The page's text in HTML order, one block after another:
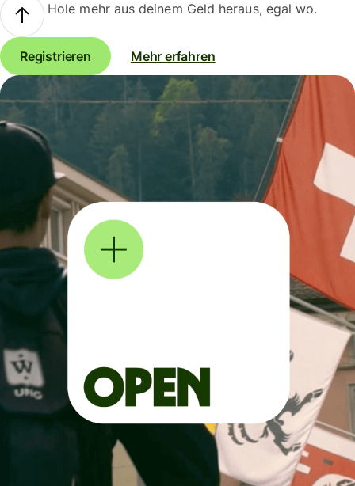
Hole mehr aus deinem Geld heraus, egal wo.
Registrieren Mehr erfahren